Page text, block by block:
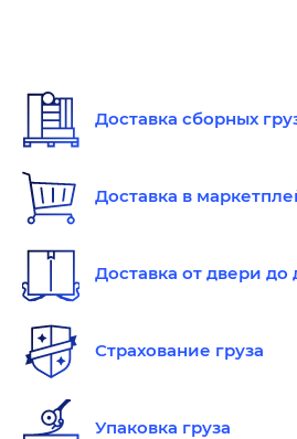
Доставка сборных
Доставка в
Доставка от двери до
Страхование груза
Упаковка груза